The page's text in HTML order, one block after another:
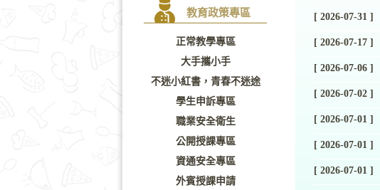
教育政策專區
正常教學專區
大手攜小手
不迷小紅書，青春不迷途
學生申訴專區
職業安全衛生
公開授課專區
資通安全專區
外賓授課申請
[ 2026-07-31 ]
[ 2026-07-17 ]
[ 2026-07-06 ]
[ 2026-07-02 ]
[ 2026-07-01 ]
[ 2026-07-01 ]
[ 2026-07-01 ]